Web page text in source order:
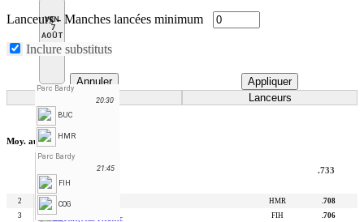
VEN
7
AOÛT
Parc Bardy
20:30
BUC
HMR
Parc Bardy
21:45
FIH
COG
Lanceurs- Manches lancées minimum
Inclure substituts
Annuler
Appliquer
Frappeurs
Lanceurs
Moy. au bâton *
François
.733
2 Beaumier, Mathieu HMR
.708
3
Laroche, Jean-Frédéric FIH
.706